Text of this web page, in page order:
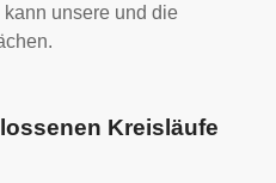
unsere und die
Kreisläufe